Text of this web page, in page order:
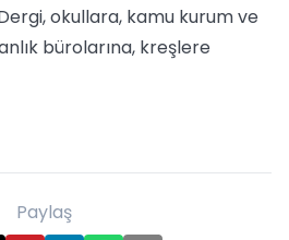
okullara, kamu kurum ve
bürolarına, kreşlere
Paylaş